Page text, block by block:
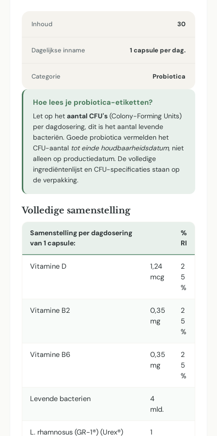
Inhoud 30
Dagelijkse inname 1 capsule per dag.
Categorie Probiotica
Hoe lees je probiotica-etiketten?
Let op het aantal CFU's (Colony-Forming Units)
per dagdosering, dit is het aantal levende
bacteriën. Goede probiotica vermelden het
CFU-aantal tot einde houdbaarheidsdatum, niet
alleen op productiedatum. De volledige
ingrediëntenlijst en CFU-specificaties staan op
de verpakking.
Volledige samenstelling
Samenstelling per dagdosering
van 1 capsule:
%
RI
Vitamine D
1,24
mcg
2
5
%
Vitamine B2
0,35
mg
2
5
%
Vitamine B6
0,35
mg
2
5
%
Levende bacterien
4
mld.
L. rhamnosus (GR-1®) (Urex®) 1